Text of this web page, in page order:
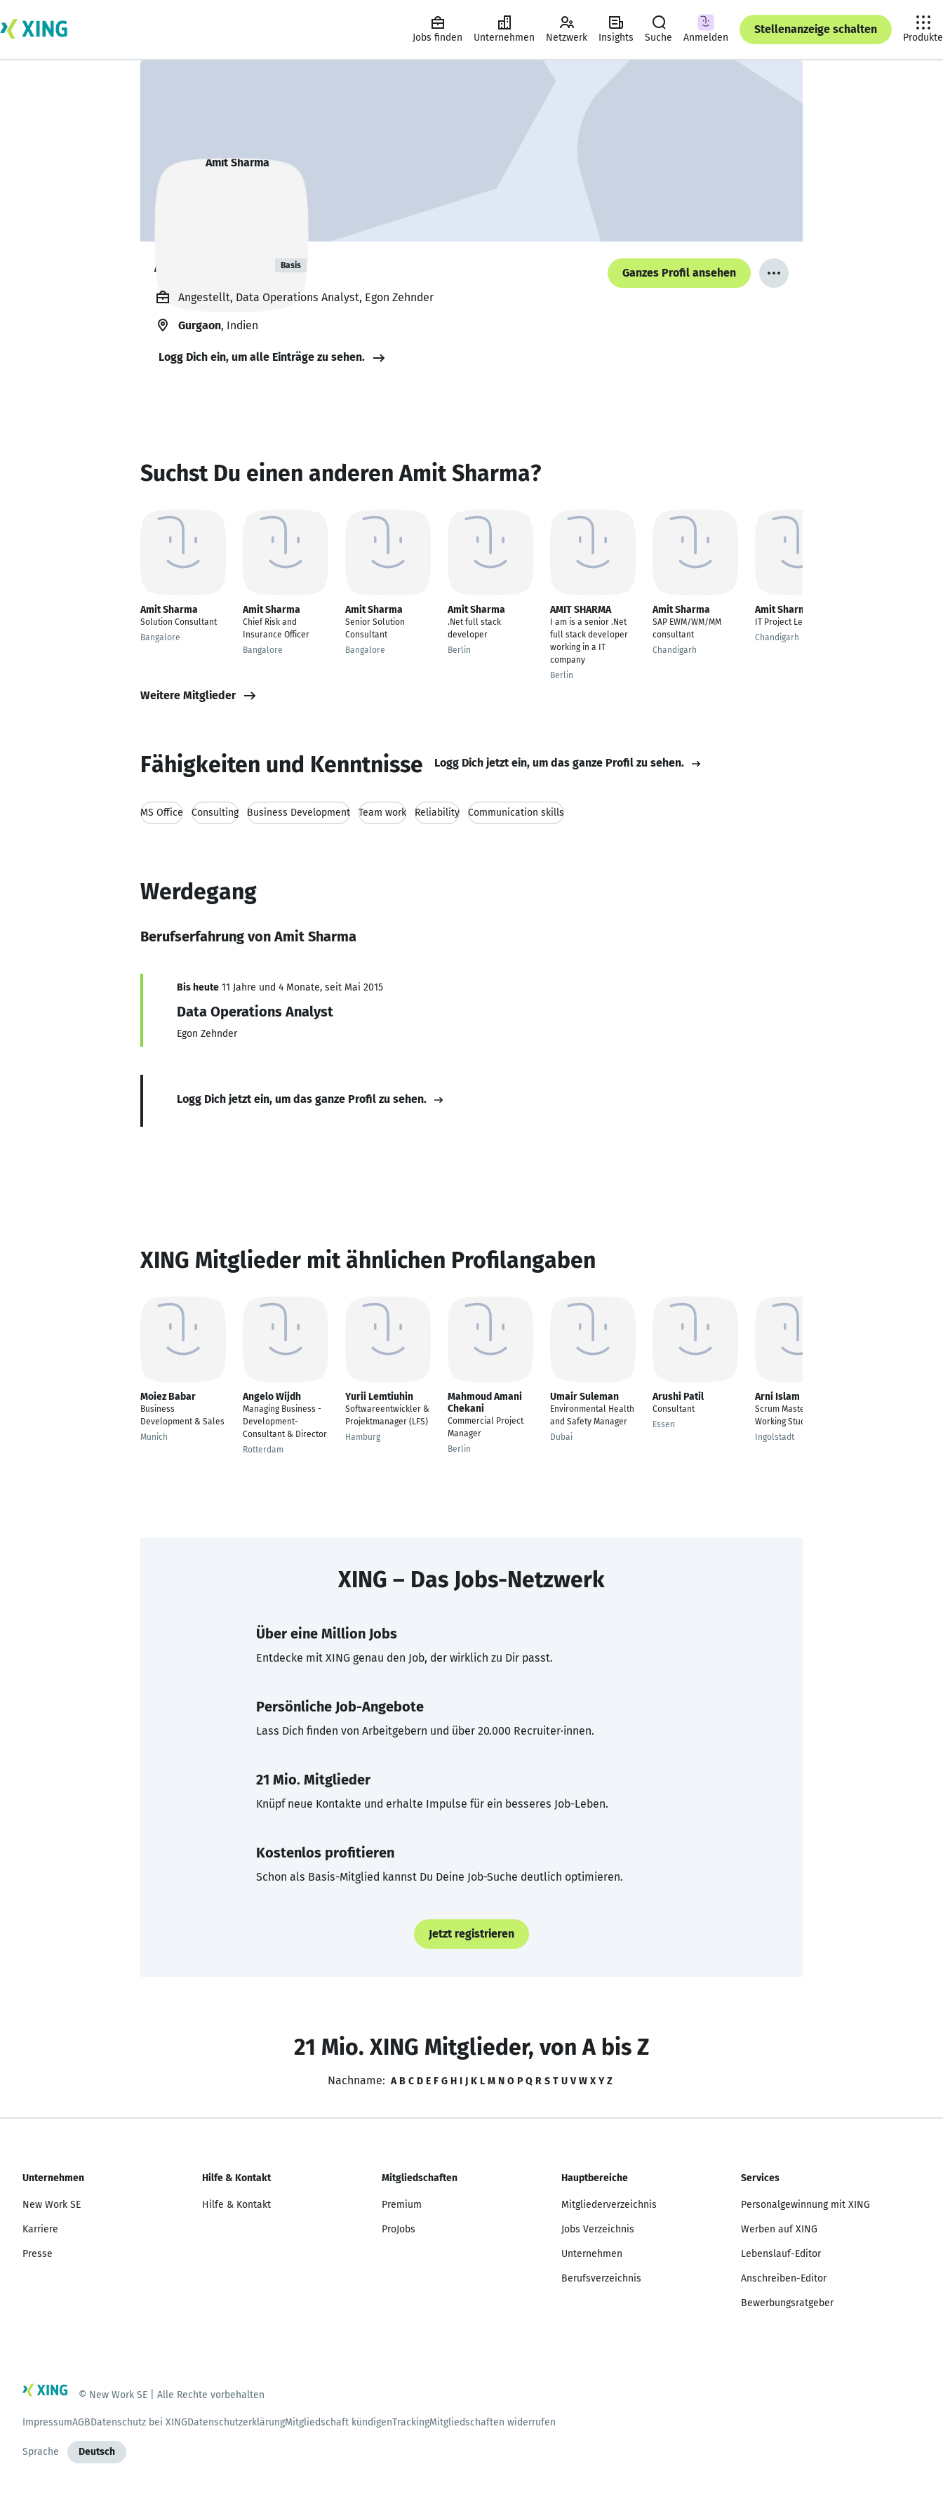
Jobs finden Unternehmen Netzwerk Insights Suche Anmelden
Stellenanzeige schalten
Produkte
Amit Sharma Basis
Ganzes Profil ansehen
Angestellt, Data Operations Analyst, Egon Zehnder
Gurgaon, Indien
Logg Dich ein, um alle Einträge zu sehen.
Suchst Du einen anderen Amit Sharma?
Amit Sharma
Solution Consultant
Bangalore
Amit Sharma
Chief Risk and
Insurance Officer
Bangalore
Amit Sharma
Senior Solution
Consultant
Bangalore
Amit Sharma
.Net full stack
developer
Berlin
AMIT SHARMA
I am is a senior .Net
full stack developer
working in a IT
company
Berlin
Amit Sharma
SAP EWM/WM/MM
consultant
Chandigarh
Amit Sharma
IT Project Leader
Chandigarh
Weitere Mitglieder
Fähigkeiten und Kenntnisse Logg Dich jetzt ein, um das ganze Profil zu sehen.
MS Office Consulting Business Development Team work Reliability Communication skills
Werdegang
Berufserfahrung von Amit Sharma
Bis heute 11 Jahre und 4 Monate, seit Mai 2015
Data Operations Analyst
Egon Zehnder
Logg Dich jetzt ein, um das ganze Profil zu sehen.
XING Mitglieder mit ähnlichen Profilangaben
Moiez Babar
Business
Development & Sales
Munich
Angelo Wijdh
Managing Business -
Development-
Consultant & Director
Rotterdam
Yurii Lemtiuhin
Softwareentwickler &
Projektmanager (LFS)
Hamburg
Mahmoud Amani
Chekani
Commercial Project
Manager
Berlin
Umair Suleman
Environmental Health
and Safety Manager
Dubai
Arushi Patil
Consultant
Essen
Arni Islam
Scrum Master-
Working Student
Ingolstadt
XING – Das Jobs-Netzwerk
Über eine Million Jobs
Entdecke mit XING genau den Job, der wirklich zu Dir passt.
Persönliche Job-Angebote
Lass Dich finden von Arbeitgebern und über 20.000 Recruiter·innen.
21 Mio. Mitglieder
Knüpf neue Kontakte und erhalte Impulse für ein besseres Job-Leben.
Kostenlos profitieren
Schon als Basis-Mitglied kannst Du Deine Job-Suche deutlich optimieren.
Jetzt registrieren
21 Mio. XING Mitglieder, von A bis Z
Nachname: A B C D E F G H I J K L M N O P Q R S T U V W X Y Z
Unternehmen
New Work SE
Karriere
Presse
Hilfe & Kontakt
Hilfe & Kontakt
Mitgliedschaften
Premium
ProJobs
Hauptbereiche
Mitgliederverzeichnis
Jobs Verzeichnis
Unternehmen
Berufsverzeichnis
Services
Personalgewinnung mit XING
Werben auf XING
Lebenslauf-Editor
Anschreiben-Editor
Bewerbungsratgeber
© New Work SE | Alle Rechte vorbehalten
ImpressumAGBDatenschutz bei XINGDatenschutzerklärungMitgliedschaft kündigenTrackingMitgliedschaften widerrufen
Sprache Deutsch